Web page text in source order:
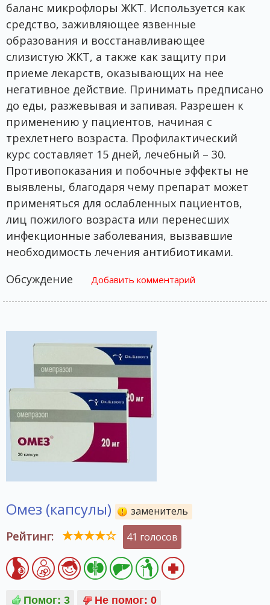
баланс микрофлоры ЖКТ. Используется как
средство, заживляющее язвенные
образования и восстанавливающее
слизистую ЖКТ, а также как защиту при
приеме лекарств, оказывающих на нее
негативное действие. Принимать предписано
до еды, разжевывая и запивая. Разрешен к
применению у пациентов, начиная с
трехлетнего возраста. Профилактический
курс составляет 15 дней, лечебный – 30.
Противопоказания и побочные эффекты не
выявлены, благодаря чему препарат может
применяться для ослабленных пациентов,
лиц пожилого возраста или перенесших
инфекционные заболевания, вызвавшие
необходимость лечения антибиотиками.
Обсуждение
Добавить комментарий
Омез (капсулы) заменитель
Рейтинг: 41 голосов